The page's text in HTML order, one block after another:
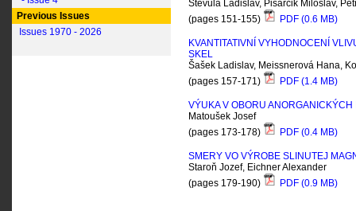
Previous Issues
Issues 1970 - 2026
Števula Ladislav, Pisárčik Miloslav,
(pages 151-155)
PDF (0.6 MB)
KVANTITATIVNÍ VYHODNOCENÍ
SKEL
Šašek Ladislav, Meissnerová Hana,
(pages 157-171)
PDF (1.4 MB)
VÝUKA V OBORU
Matoušek Josef
(pages 173-178)
PDF (0.4 MB)
SMERY VO VÝROBE SLINUTEJ
Staroň Jozef, Eichner Alexander
(pages 179-190)
PDF (0.9 MB)